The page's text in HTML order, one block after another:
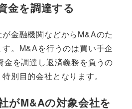
金を調達する
金融機関などからM&Aのた
。M&Aを行うのは買い手企
金を調達し返済義務を負うの
別目的会社となります。
がM&Aの対象会社を